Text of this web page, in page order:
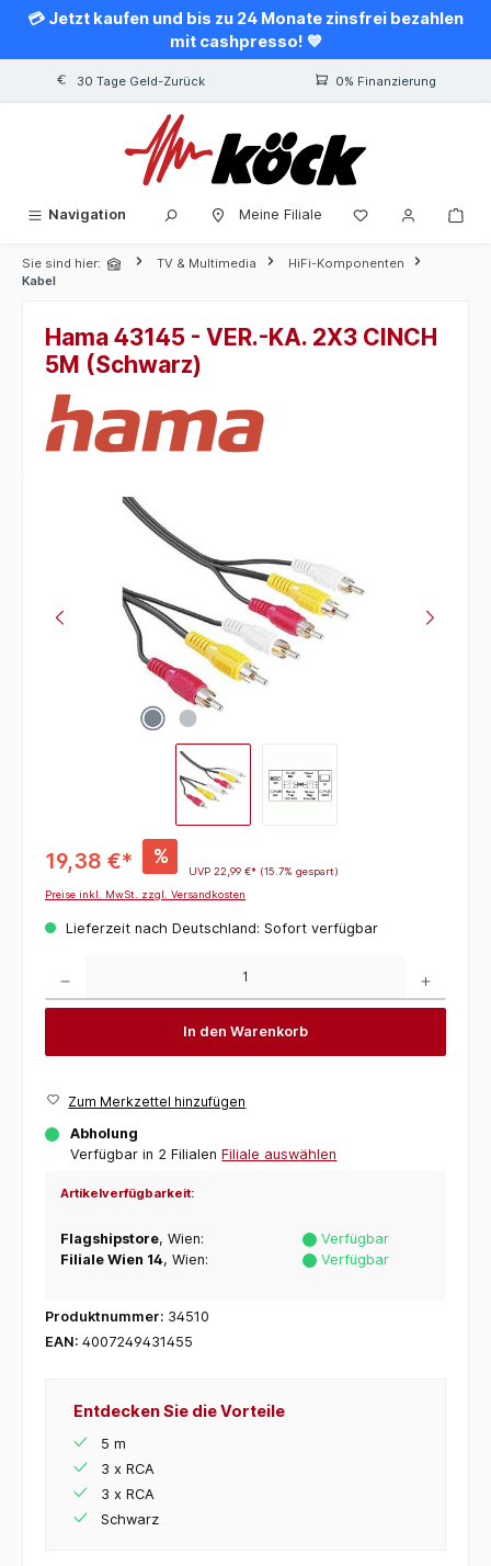
springen
💳 Jetzt kaufen und bis zu 24 Monate zinsfrei bezahlen
mit cashpresso! 💙
30 Tage Geld-Zurück 0% Finanzierung
Navigation Meine Filiale
Sie sind hier: TV & Multimedia
HiFi-Komponenten
Kabel
Hama 43145 - VER.-KA. 2X3 CINCH
5M (Schwarz)
Bildergalerie überspringen
19,38 €* %
UVP 22,99 €* (15.7% gespart)
Preise inkl. MwSt. zzgl. Versandkosten
Lieferzeit nach Deutschland: Sofort verfügbar
In den Warenkorb
Zum Merkzettel hinzufügen
Abholung
Verfügbar in 2 Filialen Filiale auswählen
Artikelverfügbarkeit:
Flagshipstore, Wien:
Verfügbar
Filiale Wien 14, Wien: Verfügbar
Produktnummer: 34510
EAN: 4007249431455
Entdecken Sie die Vorteile
5 m
3 x RCA
3 x RCA
Schwarz